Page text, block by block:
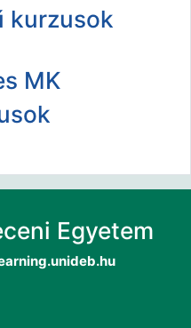
kurzusok
MK
Egyetem